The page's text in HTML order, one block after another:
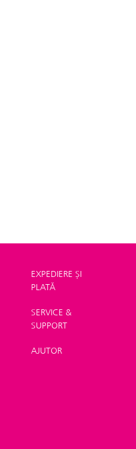
EXPEDIERE ȘI
PLATĂ
SERVICE &
SUPPORT
AJUTOR